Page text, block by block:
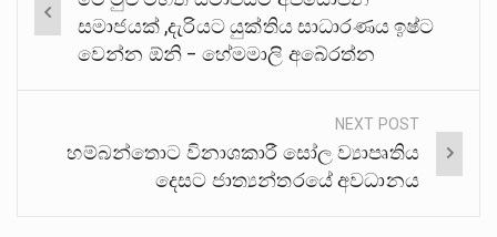
navigation
සමාජයක් ,දැරියට යුක්තිය සාධාරණය ඉෂ්ට
වෙන්න ඕනි – හේමමාලි අබේරත්න
NEXT POST
හම්බන්තොට විනාශකාරී සෝල ව්‍යාපෘතිය
දෙසට ජාත්‍යන්තරයේ අවධානය